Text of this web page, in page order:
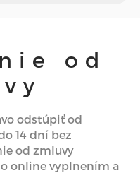
od
odstúpiť od
14 dní bez
od zmluvy
online vyplnením a